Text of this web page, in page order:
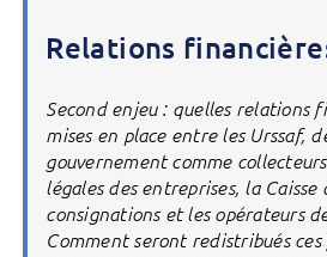
Relations
Second enjeu : quelles relations
mises en place entre les Urssaf,
gouvernement comme
légales des entreprises, la Caisse
consignations et les opérateurs
Comment seront redistribués ces